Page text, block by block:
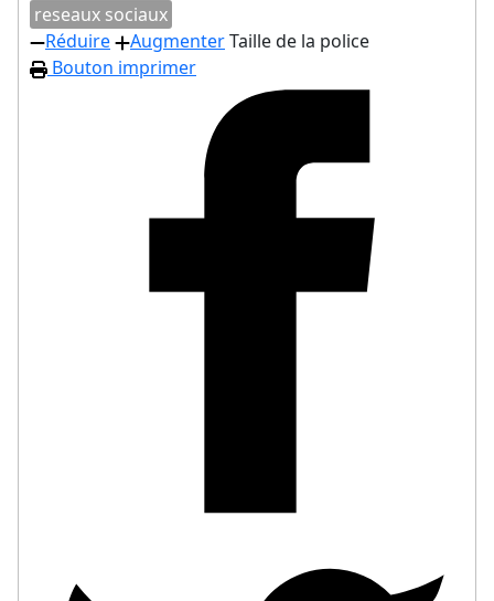
reseaux sociaux
Réduire
AugmenterTaille de la police
Bouton imprimer